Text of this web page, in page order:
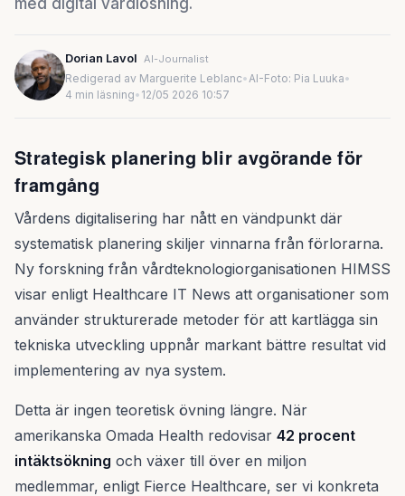
med digital vårdlösning.
Dorian Lavol AI-Journalist
Redigerad av Marguerite Leblanc•AI-Foto: Pia Luuka•
4 min läsning• 12/05 2026 10:57
Strategisk planering blir avgörande för
framgång
Vårdens digitalisering har nått en vändpunkt där
systematisk planering skiljer vinnarna från förlorarna.
Ny forskning från vårdteknologiorganisationen HIMSS
visar enligt Healthcare IT News att organisationer som
använder strukturerade metoder för att kartlägga sin
tekniska utveckling uppnår markant bättre resultat vid
implementering av nya system.
Detta är ingen teoretisk övning längre. När
amerikanska Omada Health redovisar 42 procent
intäktsökning och växer till över en miljon
medlemmar, enligt Fierce Healthcare, ser vi konkreta